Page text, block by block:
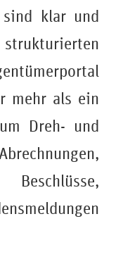
sind klar und
mehr als ein
Dreh- und